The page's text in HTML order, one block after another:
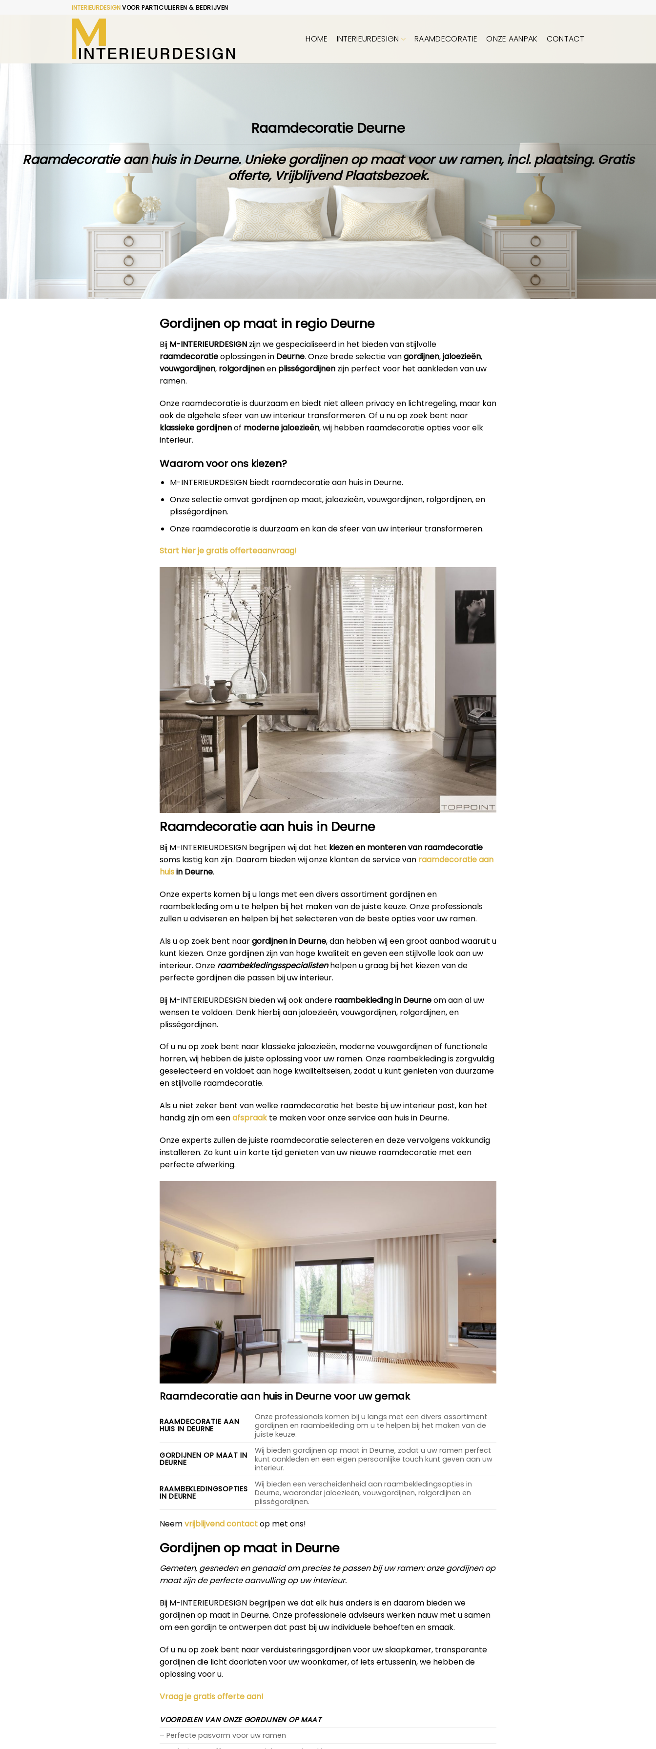
INTERIEURDESIGNVOOR PARTICULIEREN & BEDRIJVEN
HOME INTERIEURDESIGN RAAMDECORATIE ONZE AANPAK CONTACT
Raamdecoratie Deurne
Raamdecoratie aan huis in Deurne. Uniekegordijnen op maatvoor uw ramen,incl. plaatsing. Gratis
offerte, Vrijblijvend Plaatsbezoek.
Gordijnen op maat in regio Deurne
Bij M-INTERIEURDESIGN zijn we gespecialiseerd in het bieden van stijlvolle
raamdecoratieoplossingen in Deurne. Onze brede selectie vangordijnen,jaloezieën,
vouwgordijnen, rolgordijnenen plisségordijnen zijn perfect voor het aankleden van uw
ramen.
Onze raamdecoratie is duurzaam en biedt niet alleen privacy en lichtregeling, maar kan
ook de algehele sfeer van uw interieur transformeren. Of u nu op zoek bent naar
klassieke gordijnenof moderne jaloezieën, wij hebben raamdecoratie opties voor elk
interieur.
Waarom voor ons kiezen?
M-INTERIEURDESIGN biedt raamdecoratie aan huis in Deurne.
Onze selectie omvat gordijnen op maat, jaloezieën, vouwgordijnen, rolgordijnen, en
plisségordijnen.
Onze raamdecoratie is duurzaam en kan de sfeer van uw interieur transformeren.
Start hier je gratis offerteaanvraag!
Raamdecoratie aan huis in Deurne
Bij M-INTERIEURDESIGN begrijpen wij dat het kiezen en monteren van raamdecoratie
soms lastig kan zijn. Daarom bieden wij onze klanten de service van raamdecoratie aan
huisin Deurne.
Onze experts komen bij u langs met een divers assortiment gordijnen en
raambekleding om u te helpen bij het maken van de juiste keuze. Onze professionals
zullen u adviseren en helpen bij het selecteren van de beste opties voor uw ramen.
Als u op zoek bent naargordijnen in Deurne, dan hebben wij een groot aanbod waaruit u
kunt kiezen. Onze gordijnen zijn van hoge kwaliteit en geven een stijlvolle look aan uw
interieur. Onze raambekledingsspecialistenhelpen u graag bij het kiezen van de
perfecte gordijnen die passen bij uw interieur.
Bij M-INTERIEURDESIGN bieden wij ook andere raambekleding in Deurneom aan al uw
wensen te voldoen. Denk hierbij aan jaloezieën, vouwgordijnen, rolgordijnen, en
plisségordijnen.
Of u nu op zoek bent naar klassieke jaloezieën, moderne vouwgordijnen of functionele
horren, wij hebben de juiste oplossing voor uw ramen. Onze raambekleding is zorgvuldig
geselecteerd en voldoet aan hoge kwaliteitseisen, zodat u kunt genieten van duurzame
en stijlvolle raamdecoratie.
Als u niet zeker bent van welke raamdecoratie het beste bij uw interieur past, kan het
handig zijn om eenafspraakte maken voor onze service aan huis in Deurne.
Onze experts zullen de juiste raamdecoratie selecteren en deze vervolgens vakkundig
installeren. Zo kunt u in korte tijd genieten van uw nieuwe raamdecoratie met een
perfecte afwerking.
Raamdecoratie aan huis in Deurne voor uw gemak
RAAMDECORATIE AAN
HUIS IN DEURNE
Onze professionals komen bij u langs met een divers assortiment
gordijnen en raambekleding om u te helpen bij het maken van de
juiste keuze.
GORDIJNEN OP MAAT IN
DEURNE
Wij bieden gordijnen op maat in Deurne, zodat u uw ramen perfect
kunt aankleden en een eigen persoonlijke touch kunt geven aan uw
interieur.
RAAMBEKLEDINGSOPTIES
IN DEURNE
Wij bieden een verscheidenheid aan raambekledingsopties in
Deurne, waaronder jaloezieën, vouwgordijnen, rolgordijnen en
plisségordijnen.
Neemvrijblijvend contactop met ons!
Gordijnen op maat in Deurne
Gemeten, gesneden en genaaid om precies te passen bij uw ramen: onze gordijnen op
maat zijn de perfecte aanvulling op uw interieur.
Bij M-INTERIEURDESIGN begrijpen we dat elk huis anders is en daarom bieden we
gordijnen op maat in Deurne. Onze professionele adviseurs werken nauw met u samen
om een gordijn te ontwerpen dat past bij uw individuele behoeften en smaak.
Of u nu op zoek bent naar verduisteringsgordijnen voor uw slaapkamer, transparante
gordijnen die licht doorlaten voor uw woonkamer, of iets ertussenin, we hebben de
oplossing voor u.
Vraag je gratis offerte aan!
VOORDELEN VAN ONZE GORDIJNEN OP MAAT
– Perfecte pasvorm voor uw ramen